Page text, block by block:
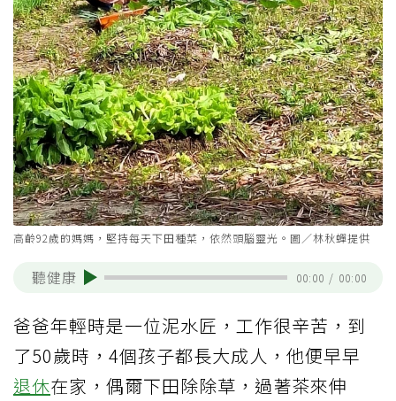
高齡92歲的媽媽，堅持每天下田種菜，依然頭腦靈光。圖／林秋蟬提供
聽健康 00:00 / 00:00
爸爸年輕時是一位泥水匠，工作很辛苦，到
了50歲時，4個孩子都長大成人，他便早早
退休在家，偶爾下田除除草，過著茶來伸